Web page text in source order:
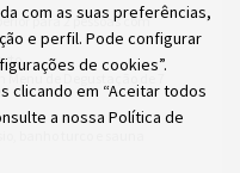
para 2 pessoas com
Menu de Degustação de 7
banho turco e sauna
com as suas preferências,
e perfil. Pode configurar
de cookies”.
clicando em “Aceitar todos
a nossa Política de